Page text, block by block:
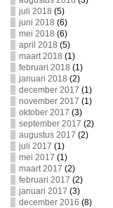
juli 2018 (5)
juni 2018 (6)
mei 2018 (6)
april 2018 (5)
maart 2018 (1)
februari 2018 (1)
januari 2018 (2)
december 2017 (1)
november 2017 (1)
oktober 2017 (3)
september 2017 (2)
augustus 2017 (2)
juli 2017 (1)
mei 2017 (1)
maart 2017 (2)
februari 2017 (2)
januari 2017 (3)
december 2016 (8)